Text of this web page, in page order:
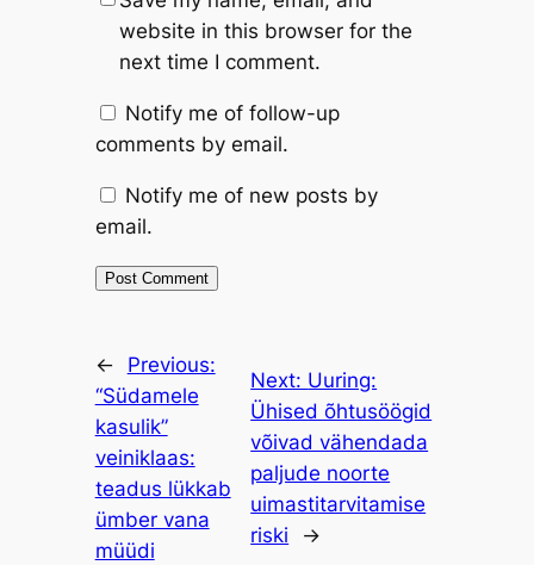
website in this browser for the
next time I comment.
Notify me of follow-up
comments by email.
Notify me of new posts by
email.
←
Previous:
“Südamele
kasulik”
veiniklaas:
teadus lükkab
ümber vana
müüdi
Next: Uuring:
Ühised õhtusöögid
võivad vähendada
paljude noorte
uimastitarvitamise
riski
→